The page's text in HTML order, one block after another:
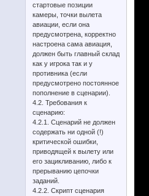
стартовые позиции
камеры, точки вылета
авиации, если она
предусмотрена, корректно
настроена сама авиация,
должен быть главный склад
как у игрока так и у
противника (если
предусмотрено постоянное
пополнение в сценарии).
4.2. Требования к
сценарию:
4.2.1. Сценарий не должен
содержать ни одной (!)
критической ошибки,
приводящей к вылету или
его зацикливанию, либо к
прерыванию цепочки
заданий.
4.2.2. Скрипт сценария